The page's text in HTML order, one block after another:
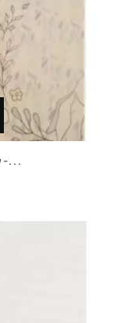
...